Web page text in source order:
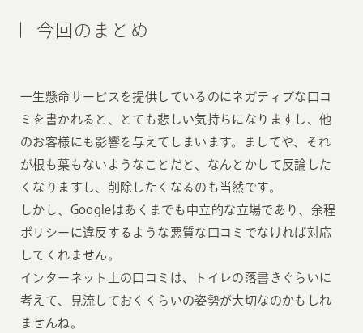
今回のまとめ
一生懸命サービスを提供しているのにネガティブな口コ
ミを書かれると、とても悲しい気持ちになりますし、他
のお客様にも影響を与えてしまいます。ましてや、それ
が根も葉もないようなことだと、なんとかして反論した
くなりますし、削除したくなるのも当然です。
しかし、Googleはあくまでも中立的な立場であり、余程
ポリシーに違反するような悪質な口コミでなければ対応
してくれません。
インターネット上の口コミは、トイレの落書きぐらいに
考えて、見流しておくくらいの姿勢が大切なのかもしれ
ませんね。